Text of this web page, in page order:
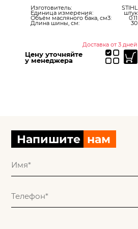
Изготовитель: STIHL
Единица измерения: штук
Объём масляного бака, см3: 0.11
Длина шины, см: 30
Доставка от 3 дней
Цену уточняйте
у менеджера
Напишите нам